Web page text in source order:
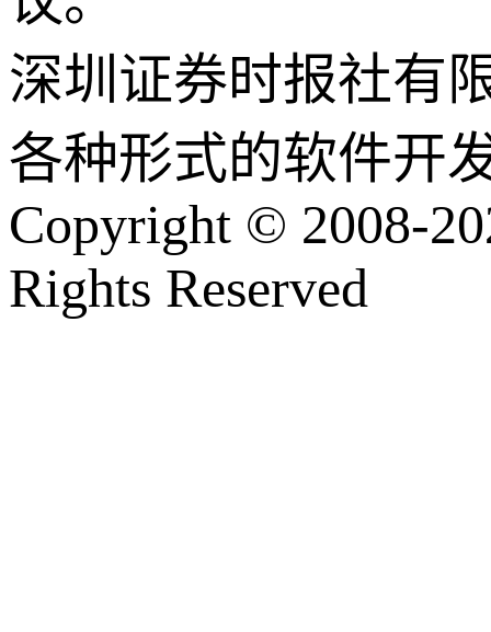
深圳证券时报社有
各种形式的软件开
Copyright © 2008-
Rights Reserved